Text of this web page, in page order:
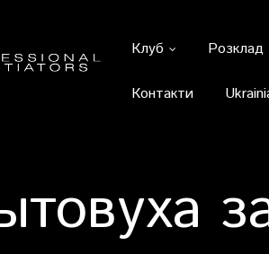
Клуб Розклад
Контакти